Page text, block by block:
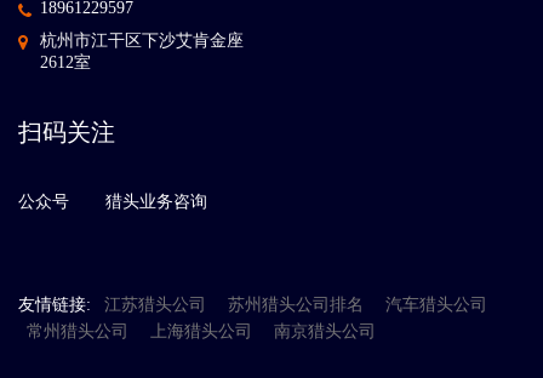
18961229597
杭州市江干区下沙艾肯金座
2612室
扫码关注
公众号 猎头业务咨询
友情链接: 江苏猎头公司 苏州猎头公司排名
汽车猎头公司
常州猎头公司
上海猎头公司 南京猎头公司